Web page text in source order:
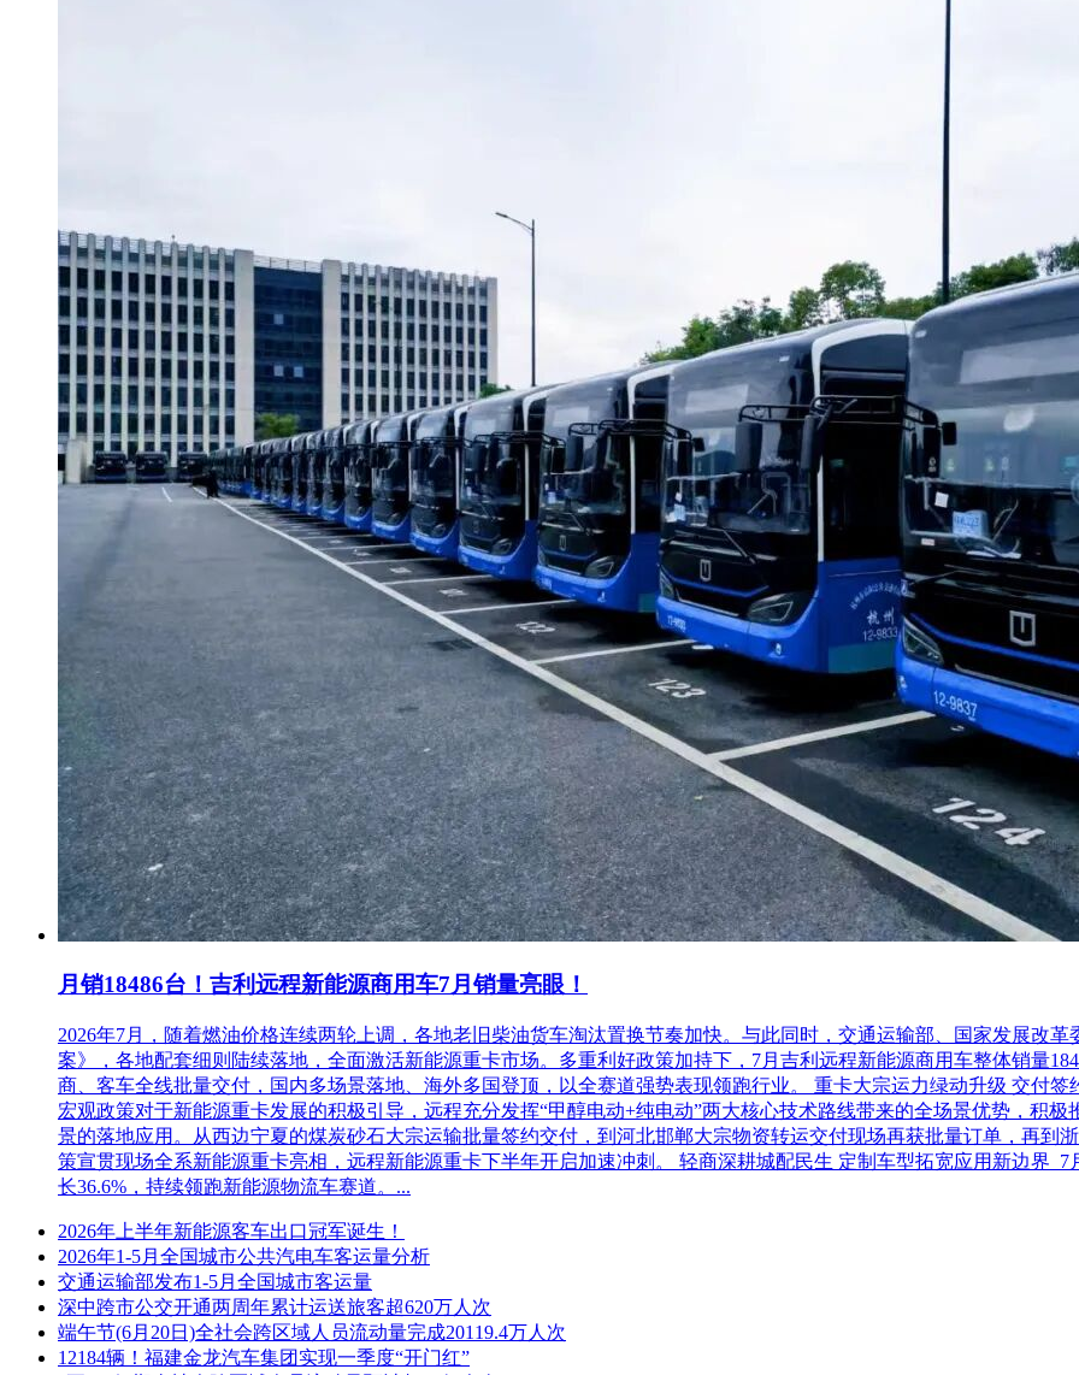
(4)投标人应具备建设行政主管部门颁发的有效的安全生产许可证，企业负责人、拟担任该项目的项目经理具备相应的由建设行
(5)投标人2021年、2022年、2023年的年度财务状况不亏损;
(6)2019年1月1日至投标截止之日(以开通时间为准)止，投标人至少具有1项已开通运营(含试运营)的国内城市轨道交通信号系统
(7)2019年1月1日至投标截止之日(以开通时间为准)止，投标人至少具有1项已开通运营(含试运营)的国内城市轨道交通信号系统
(8)具体资格要求详见“第二章 投标人须知前附表 1.4.1”。
3.2 本次招标?接受联合体投标。用联合体方式投标的投标人，不得再以自己名义单独投标，也不得组成或参加其他联合体在本
4.招标文件的获取
4.1本招标项目采用全流程电子招投标，投标人在投标前可在重庆市公共资源交易网(www.cqggzy.com)下载招标文件、电子图
(www.cqggzy.com)完成市场主体信息登记以及 CA 数字证书办理，办理方式请参见重庆市公共资源交易网(www.cqggzy.com)导
若投标人未及时完成市场主体信息登记和 CA 数字证书办理导致无法完成全流程电子招投标的，责任自负。
4.2投标人可在附件招标公告规定的时限内在重庆市公共资源交易网(www.cqggzy.com)本项目招标公告网页下方“我要提问”栏提
4.3招标人应于2024-10-22 17:30:00(北京时间)前在重庆市公共资源交易网(www.cqggzy.com)发布澄清。
5.投标文件递交的内容
5.1投标文件递交的截止时间(投标截止时间，下同)为2024-11-07 09:30，投标人应当在投标截止时间前，通过互联网使用CA数
5.2未按要求加密的电子投标文件，将无法上传至重庆市电子招投标系统，逾期未完成投标文件上传的，视为撤回投标文件。
6.发布公告的媒介
7.联系方式
招标人: 重庆市轨道交通（集团）有限公司 代理机构:
重庆国际投资咨询集团有限公司
地址:
联系人:
熊先生 联系人:
李女士、段女士
电子邮箱:
电子邮箱:
邮编:
联系电话:
023-68002752 联系电话:
023-63875872
传真:
开户银行:
开户银行:
账号:
账号:
月销18486台！吉利远程新能源商用车7月销量亮眼！
2026年7月，随着燃油价格连续两轮上调，各地老旧柴油货车淘汰置换节奏加快。与此同时，交通运输部、国家发展改
案》，各地配套细则陆续落地，全面激活新能源重卡市场。多重利好政策加持下，7月吉利远程新能源商用车整体销量
商、客车全线批量交付，国内多场景落地、海外多国登顶，以全赛道强势表现领跑行业。 重卡大宗运力绿动升级 交付
宏观政策对于新能源重卡发展的积极引导，远程充分发挥“甲醇电动+纯电动”两大核心技术路线带来的全场景优势，积
景的落地应用。从西边宁夏的煤炭砂石大宗运输批量签约交付，到河北邯郸大宗物资转运交付现场再获批量订单，再到
策宣贯现场全系新能源重卡亮相，远程新能源重卡下半年开启加速冲刺。 轻商深耕城配民生 定制车型拓宽应用新边界
长36.6%，持续领跑新能源物流车赛道。...
2026年上半年新能源客车出口冠军诞生！
2026年1-5月全国城市公共汽电车客运量分析
交通运输部发布1-5月全国城市客运量
深中跨市公交开通两周年累计运送旅客超620万人次
端午节(6月20日)全社会跨区域人员流动量完成20119.4万人次
12184辆！福建金龙汽车集团实现一季度“开门红”